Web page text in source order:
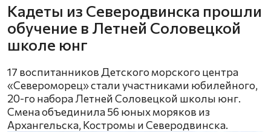
Кадеты из Северодвинска прошли
обучение в Летней Соловецкой
школе юнг
17 воспитанников Детского морского центра
«Североморец» стали участниками юбилейного,
20-го набора Летней Соловецкой школы юнг.
Смена объединила 56 юных моряков из
Архангельска, Костромы и Северодвинска.